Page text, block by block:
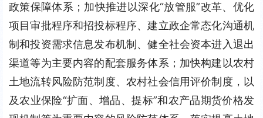
政策保障体系；加快推进以深化“放管服”改革、优化
项目审批程序和招投标程序、建立政企常态化沟通机
制和投资需求信息发布机制、健全社会资本进入退出
渠道等为主要内容的配套服务体系；加快构建以农村
土地流转风险防范制度、农村社会信用评价制度，以
及农业保险“扩面、增品、提标”和农产品期货价格发